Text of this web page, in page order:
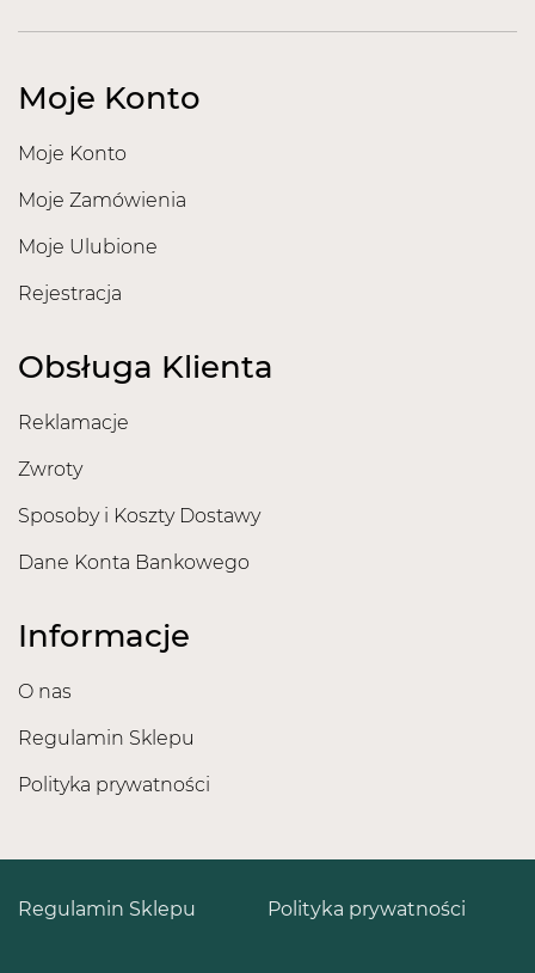
Moje Konto
Moje Konto
Moje Zamówienia
Moje Ulubione
Rejestracja
Obsługa Klienta
Reklamacje
Zwroty
Sposoby i Koszty Dostawy
Dane Konta Bankowego
Informacje
O nas
Regulamin Sklepu
Polityka prywatności
Polityka prywatności
Regulamin Sklepu